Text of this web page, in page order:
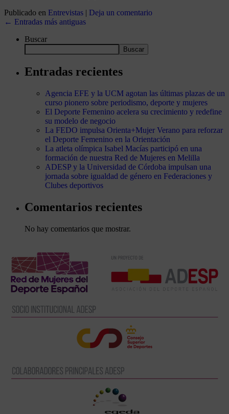
Publicado en Entrevistas | Deja un comentario
← Entradas más antiguas
Buscar
Buscar
Entradas recientes
Agencia EFE y la UCM agotan las últimas plazas de un
curso pionero sobre periodismo, deporte y mujeres
El Deporte Femenino acelera su crecimiento y redefine
su modelo de negocio
La FEDO impulsa Orienta+Mujer Verano para reforzar
el Deporte Femenino en la Orientación
La atleta olímpica Isabel Macías participó en una
formación de nuestra Red de Mujeres en Melilla
ADESP y la Universidad de Córdoba impulsan una
jornada sobre igualdad de género en Federaciones y
Clubes deportivos
Comentarios recientes
No hay comentarios que mostrar.